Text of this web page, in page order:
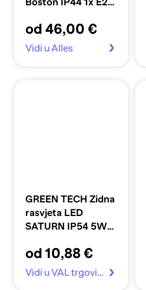
od 46,00 €
Vidi u Alles
GREEN TECH Zidna
rasvjeta LED
SATURN IP54 5W
od 10,88 €
Vidi u VAL trgovina